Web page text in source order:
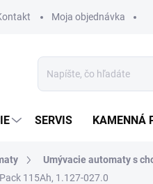
Moja objednávka
SERVIS KAMENNÁ
Umývacie automaty s
115Ah, 1.127-027.0